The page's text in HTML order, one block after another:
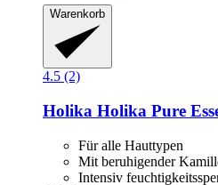
Warenkorb
4.5 (2)
Holika Holika Pure
Für alle Hauttypen
Mit beruhigender
Intensiv